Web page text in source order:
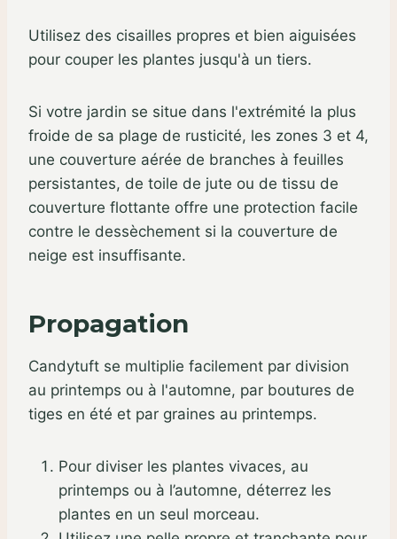
Utilisez des cisailles propres et bien aiguisées
pour couper les plantes jusqu'à un tiers.
Si votre jardin se situe dans l'extrémité la plus
froide de sa plage de rusticité, les zones 3 et 4,
une couverture aérée de branches à feuilles
persistantes, de toile de jute ou de tissu de
couverture flottante offre une protection facile
contre le dessèchement si la couverture de
neige est insuffisante.
Propagation
Candytuft se multiplie facilement par division
au printemps ou à l'automne, par boutures de
tiges en été et par graines au printemps.
Pour diviser les plantes vivaces, au
printemps ou à l’automne, déterrez les
plantes en un seul morceau.